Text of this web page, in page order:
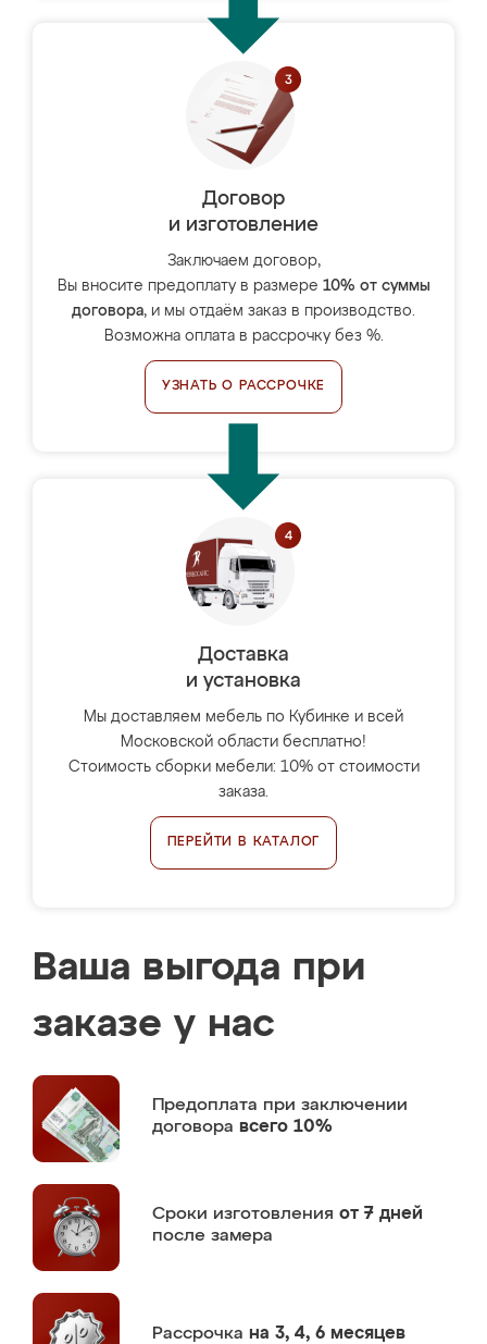
Договор
и изготовление
Заключаем договор,
Вы вносите предоплату в размере 10% от суммы
договора, и мы отдаём заказ в производство.
Возможна оплата в рассрочку без %.
УЗНАТЬ О РАССРОЧКЕ
Доставка
и установка
Мы доставляем мебель по Кубинке и всей
Московской области бесплатно!
Стоимость сборки мебели: 10% от стоимости
заказа.
ПЕРЕЙТИ В КАТАЛОГ
Ваша выгода при
заказе у нас
Предоплата при заключении
договора всего 10%
Сроки изготовления от 7 дней
после замера
Рассрочка на 3, 4, 6 месяцев